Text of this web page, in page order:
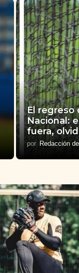
El regreso
Nacional:
fuera,
por Redacción